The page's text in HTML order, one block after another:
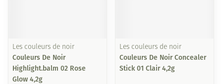
Les couleurs de noir
Couleurs De Noir
Highlight.balm 02 Rose
Glow 4,2g
Les couleurs de noir
Couleurs De Noir Concealer
Stick 01 Clair 4,2g